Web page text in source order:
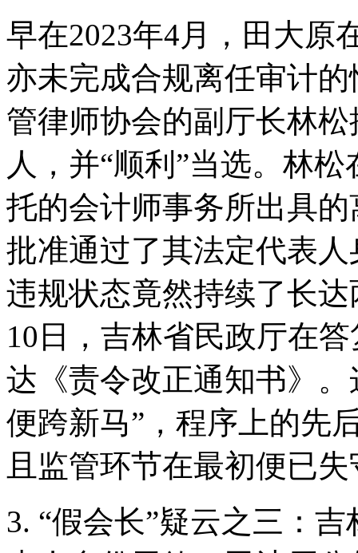
早在2023年4月，田大原
亦未完成合规离任审计
管律师协会的副厅长林
人，并“顺利”当选。林
托的会计师事务所出具
批准通过了其法定代表
违规状态竟然持续了长
10日，吉林省民政厅在
达《责令改正通知书》
便跨新马”，程序上的先
且监管环节在最初便已
3. “假会长”疑云之三：